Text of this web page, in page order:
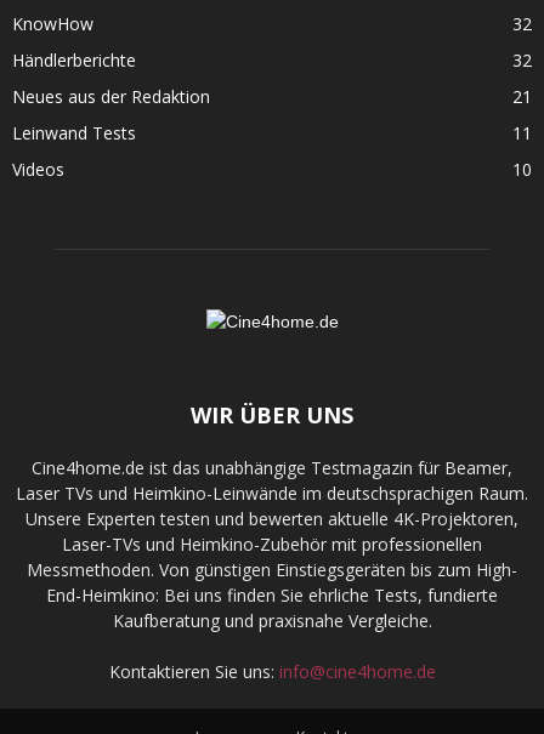
KnowHow
32
Händlerberichte
32
Neues aus der Redaktion
21
Leinwand Tests
11
Videos
10
WIR ÜBER UNS
Cine4home.de ist das unabhängige Testmagazin für Beamer,
Laser TVs und Heimkino-Leinwände im deutschsprachigen Raum.
Unsere Experten testen und bewerten aktuelle 4K-Projektoren,
Laser-TVs und Heimkino-Zubehör mit professionellen
Messmethoden. Von günstigen Einstiegsgeräten bis zum High-
End-Heimkino: Bei uns finden Sie ehrliche Tests, fundierte
Kaufberatung und praxisnahe Vergleiche.
Kontaktieren Sie uns: info@cine4home.de